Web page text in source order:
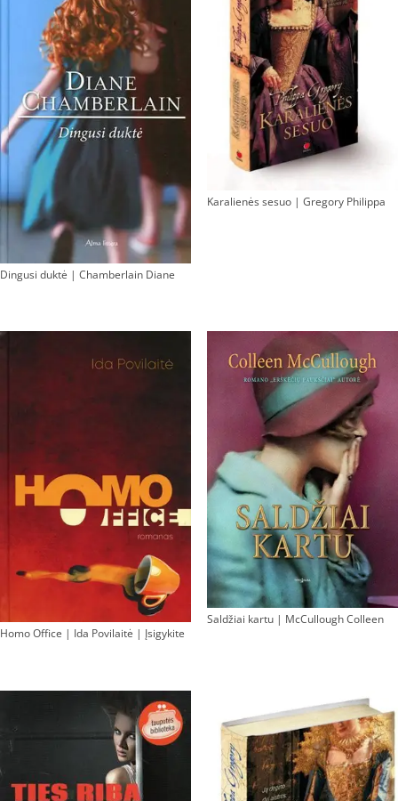
Dingusi duktė | Chamberlain Diane
Karalienės sesuo | Gregory Philippa
Homo Office | Ida Povilaitė | Įsigykite
Saldžiai kartu | McCullough Colleen